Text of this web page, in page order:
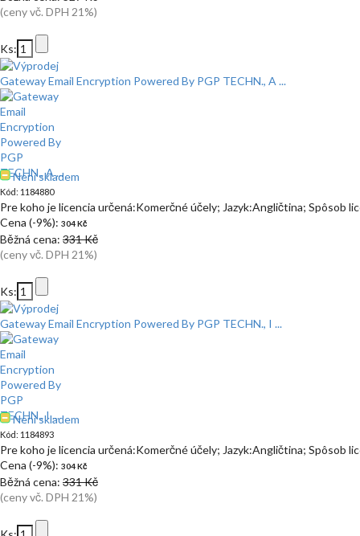
(ceny vč. DPH 21%)
Ks:
Gateway Email Encryption Powered By PGP TECHN., A ...
Není skladem
Kód: 1184880
Pre koho je licencia určená:Komerčné účely; Jazyk:Angličtina; Spôsob
Cena (-9%): 304 Kč
Běžná cena: 331 Kč
(ceny vč. DPH 21%)
Ks:
Gateway Email Encryption Powered By PGP TECHN., I ...
Není skladem
Kód: 1184893
Pre koho je licencia určená:Komerčné účely; Jazyk:Angličtina; Spôsob
Cena (-9%): 304 Kč
Běžná cena: 331 Kč
(ceny vč. DPH 21%)